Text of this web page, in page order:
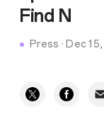
Find N
Press · Dec 15,